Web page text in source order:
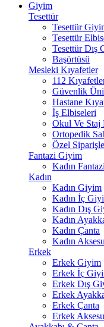
Giyim
Tesettür
Tesettür
Tesettür
Tesettür Dış
Başörtüsü
Mesleki Kıyafetler
112
Güvenlik
Hastane
İş Elbiseleri
Okul Ve Staj
Ortopedik
Özel
Fantazi Giyim
Kadın Fantazi
Kadın
Kadın Giyim
Kadın İç
Kadın Dış
Kadın
Kadın Çanta
Kadın
Erkek
Erkek Giyim
Erkek İç
Erkek Dış
Erkek
Erkek Çanta
Erkek